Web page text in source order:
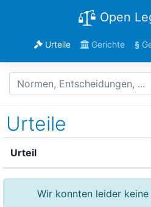
Open
Urteile Gerichte §
Urteile
Urteil
Wir konnten leider